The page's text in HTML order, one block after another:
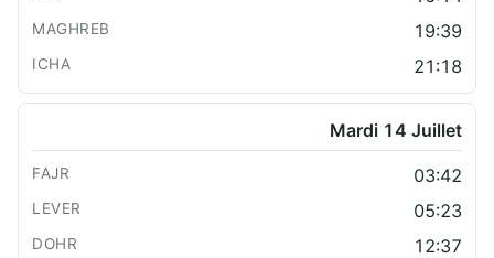
19:39
21:18
Mardi 14 Juillet
03:42
05:23
12:37